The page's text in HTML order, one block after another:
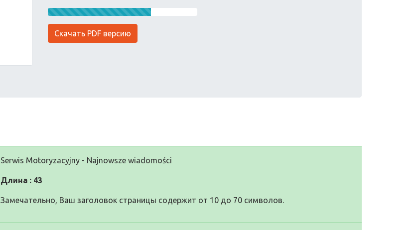
Скачать PDF версию
Serwis Motoryzacyjny - Najnowsze wiadomości
Длина : 43
Замечательно, Ваш заголовок страницы содержит от 10 до 70 символов.